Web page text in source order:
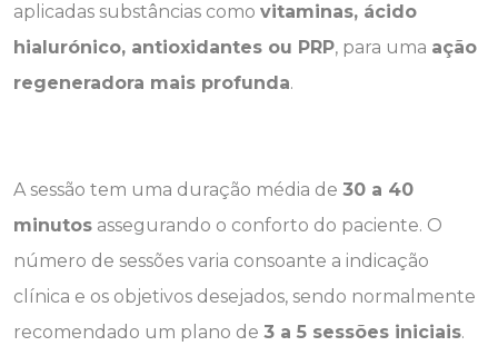
aplicadas substâncias como vitaminas, ácido
hialurónico, antioxidantes ou PRP, para uma ação
regeneradora mais profunda.
A sessão tem uma duração média de 30 a 40
minutos assegurando o conforto do paciente. O
número de sessões varia consoante a indicação
clínica e os objetivos desejados, sendo normalmente
recomendado um plano de 3 a 5 sessões iniciais.